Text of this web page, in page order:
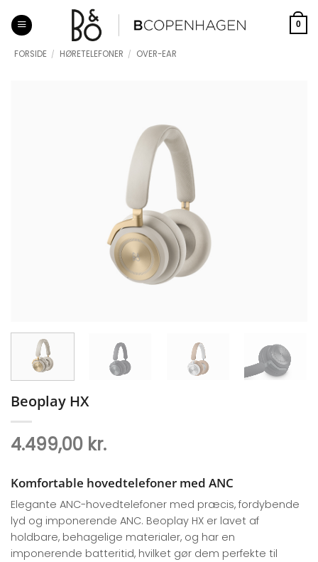
indhold
0
FORSIDE / HØRETELEFONER / OVER-EAR
Beoplay HX
4.499,00 kr.
Komfortable hovedtelefoner med ANC
Elegante ANC-hovedtelefoner med præcis, fordybende
lyd og imponerende ANC. Beoplay HX er lavet af
holdbare, behagelige materialer, og har en
imponerende batteritid, hvilket gør dem perfekte til